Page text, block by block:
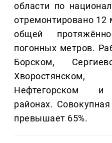
области по
отремонтировано 12
общей
погонных метров.
Борском,
Хворостянском,
Нефтегорском и
районах.
превышает 65%.